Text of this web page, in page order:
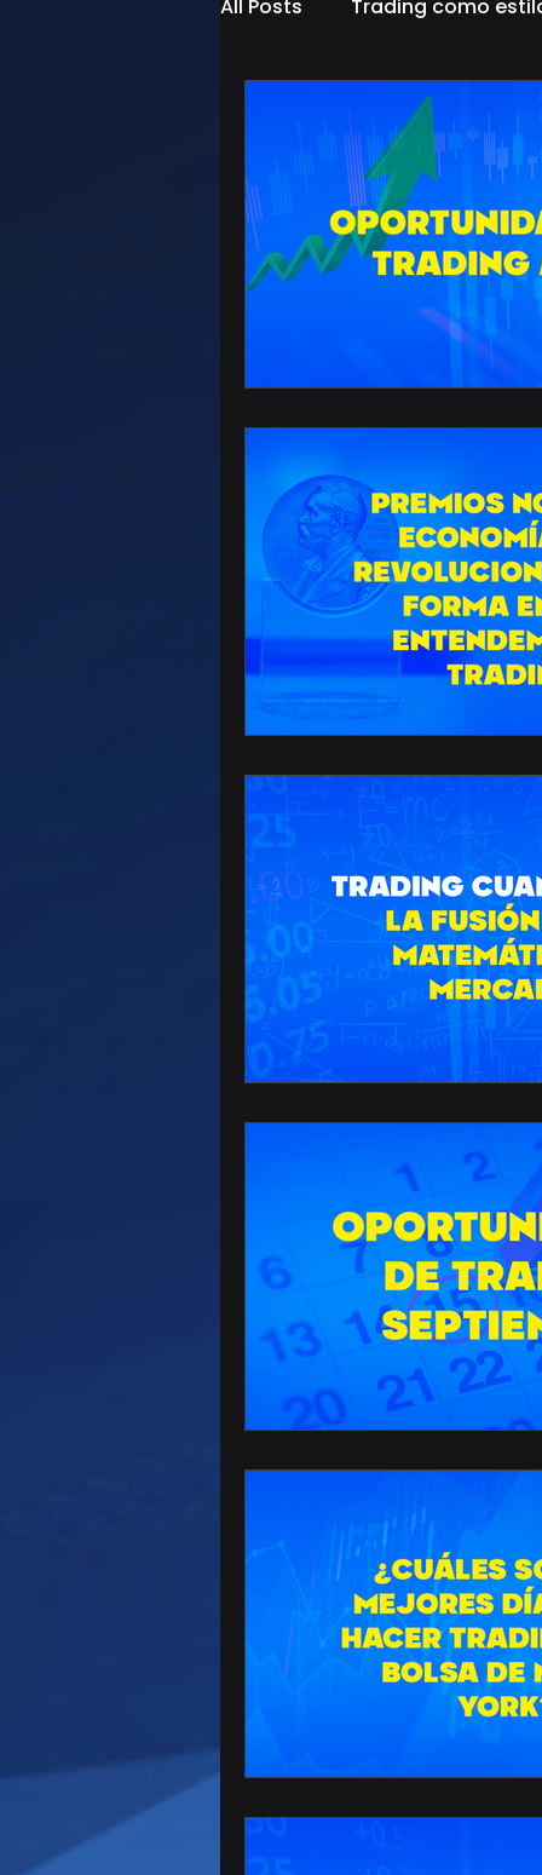
All Posts Trading como
estrategias de trading